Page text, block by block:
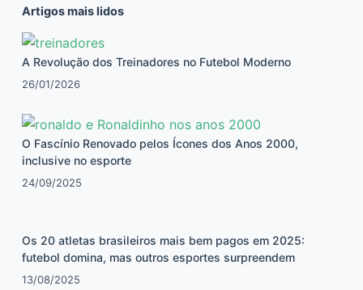
Artigos mais lidos
A Revolução dos Treinadores no Futebol Moderno
26/01/2026
O Fascínio Renovado pelos Ícones dos Anos 2000,
inclusive no esporte
24/09/2025
Os 20 atletas brasileiros mais bem pagos em 2025:
futebol domina, mas outros esportes surpreendem
13/08/2025